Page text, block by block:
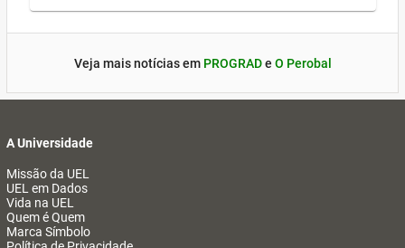
Veja mais notícias em PROGRADe O Perobal
A Universidade
Missão da UEL
UEL em Dados
Vida na UEL
Quem é Quem
Marca Símbolo